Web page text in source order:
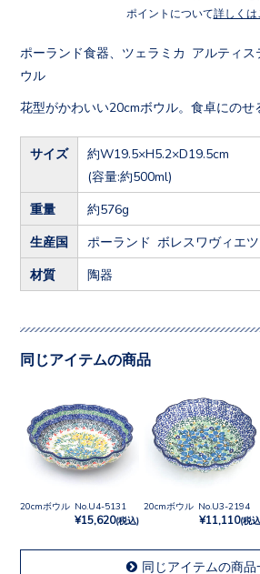
ポイントについて詳しくは
ポーランド食器、ツェラミカ アルティ
ウル
花型がかわいい20cmボウル。食卓にのせ
サイズ
約W19.5×H5.2×D19.5cm
(容量:約500ml)
重量 約576g
生産国 ポーランド ボレスワヴィエツ
材質 陶器
同じアイテムの商品
20cmボウル No.U4-5131
¥15,620(税込)
20cmボウル No.U3-2194
¥11,110(税
同じアイテムの商品